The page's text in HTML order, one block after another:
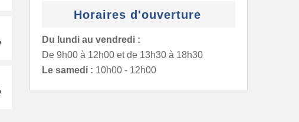
Horaires d'ouverture
Du lundi au vendredi :
De 9h00 à 12h00 et de 13h30 à 18h30
Le samedi : 10h00 - 12h00